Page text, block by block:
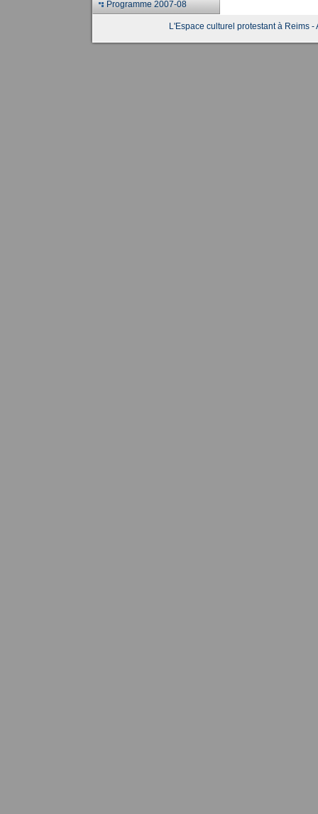
Programme 2007-08
L'Espace culturel protestant à Reims